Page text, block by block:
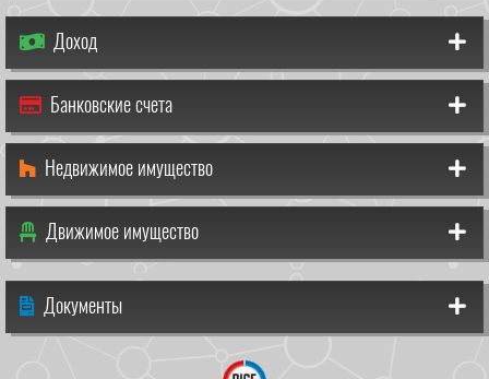
Доход
Банковские счета
Недвижимое имущество
Движимое имущество
Документы